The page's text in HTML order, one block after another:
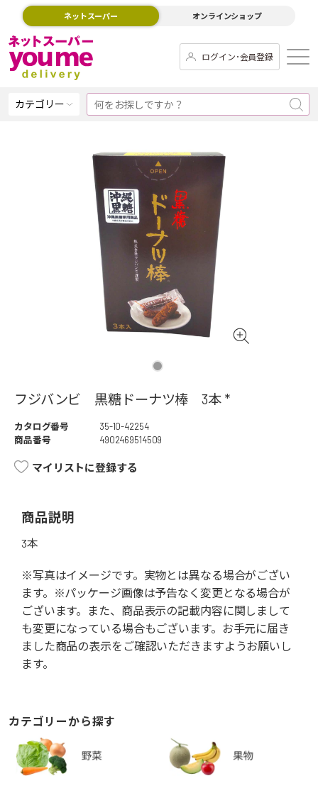
ネットスーパー オンラインショップ
ログイン･会員登録
カテゴリー
フジバンビ 黒糖ドーナツ棒 3本 *
カタログ番号
35-10-42254
商品番号
4902469514509
マイリストに登録する
商品説明
3本
※写真はイメージです。実物とは異なる場合がござい
ます。※パッケージ画像は予告なく変更となる場合が
ございます。また、商品表示の記載内容に関しまして
も変更になっている場合もございます。お手元に届き
ました商品の表示をご確認いただきますようお願いし
ます。
カテゴリーから探す